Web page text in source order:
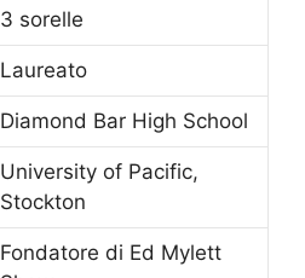
3 sorelle
Laureato
Diamond Bar High School
University of Pacific,
Stockton
Fondatore di Ed Mylett